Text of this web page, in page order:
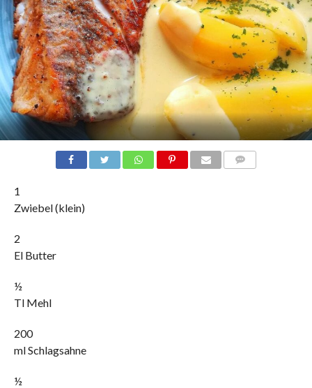
1
Zwiebel (klein)
2
El Butter
½
Tl Mehl
200
ml Schlagsahne
½